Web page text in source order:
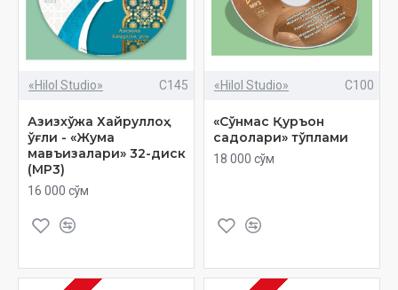
«Hilol Studio» C145
Азизхўжа Хайруллоҳ
ўғли - «Жума
мавъизалари» 32-диск
(МР3)
16 000 сўм
«Hilol Studio» C100
«Сўнмас Қуръон
садолари» тўплами
18 000 сўм